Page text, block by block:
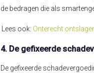
de bedragen die als
Lees ook: Onterecht
4. De gefixeerde
De gefixeerde